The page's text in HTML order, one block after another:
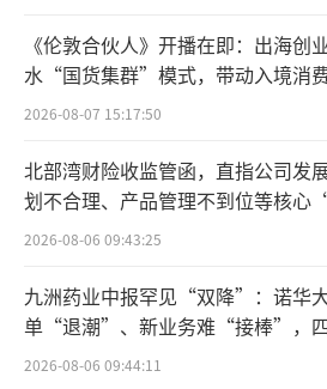
4%、43%，远超营养品业
加之本月发生在美国
库，利洁时预计2024年全年
低两位数的下滑，比早前
更严重；美赞臣在美国还
Kris Licht是美赞臣归
第三任CEO，七年间营养业
《伦敦合伙人》开播在即：出海创
水“国货集群”模式，带动入境消
向种草
2026-08-07 15:17:50
北部湾财险收监管函，直指公司发
划不合理、产品管理不到位等核心
点”
2026-08-06 09:43:25
九洲药业中报罕见“双降”：诺华
单“退潮”、新业务难“接棒”，
难关待闯
2026-08-06 09:44:11